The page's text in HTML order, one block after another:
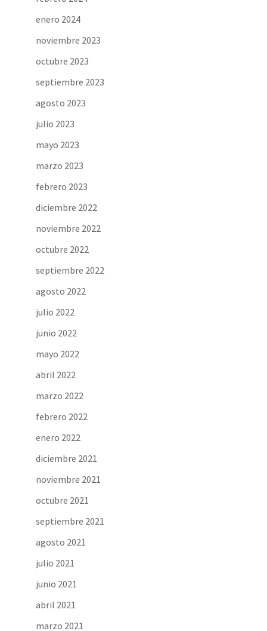
enero 2024
noviembre 2023
octubre 2023
septiembre 2023
agosto 2023
julio 2023
mayo 2023
marzo 2023
febrero 2023
diciembre 2022
noviembre 2022
octubre 2022
septiembre 2022
agosto 2022
julio 2022
junio 2022
mayo 2022
abril 2022
marzo 2022
febrero 2022
enero 2022
diciembre 2021
noviembre 2021
octubre 2021
septiembre 2021
agosto 2021
julio 2021
junio 2021
abril 2021
marzo 2021